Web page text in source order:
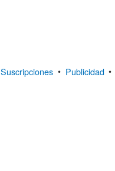
Suscripciones • Publicidad •